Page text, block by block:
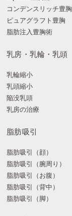
コンデンスリッチ豊胸
ピュアグラフト豊胸
脂肪注入豊胸術
乳房・乳輪・乳頭
乳輪縮小
乳頭縮小
陥没乳頭
乳房の治療
脂肪吸引
脂肪吸引（顔）
脂肪吸引（腕周り）
脂肪吸引（お腹）
脂肪吸引（背中）
脂肪吸引（脚）